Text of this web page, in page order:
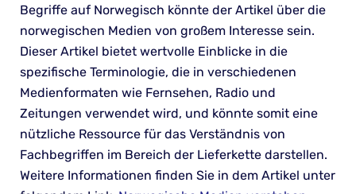
Begriffe auf Norwegisch könnte der Artikel über die
norwegischen Medien von großem Interesse sein.
Dieser Artikel bietet wertvolle Einblicke in die
spezifische Terminologie, die in verschiedenen
Medienformaten wie Fernsehen, Radio und
Zeitungen verwendet wird, und könnte somit eine
nützliche Ressource für das Verständnis von
Fachbegriffen im Bereich der Lieferkette darstellen.
Weitere Informationen finden Sie in dem Artikel unter